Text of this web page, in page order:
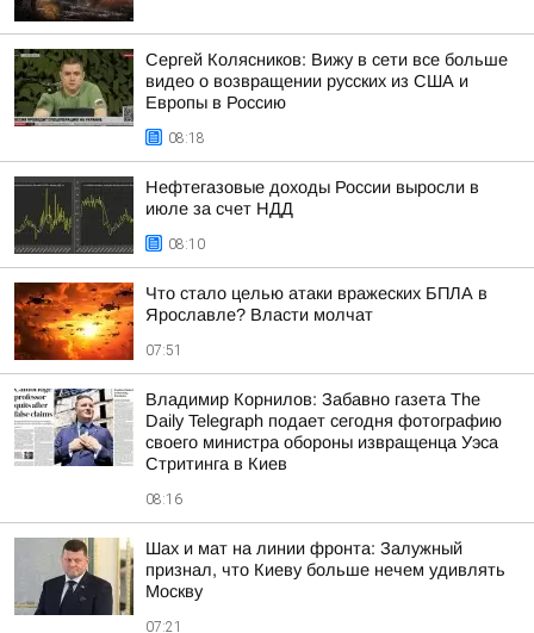
Сергей Колясников: Вижу в сети все больше
видео о возвращении русских из США и
Европы в Россию
08:18
Нефтегазовые доходы России выросли в
июле за счет НДД
08:10
Что стало целью атаки вражеских БПЛА в
Ярославле? Власти молчат
07:51
Владимир Корнилов: Забавно газета The
Daily Telegraph подает сегодня фотографию
своего министра обороны извращенца Уэса
Стритинга в Киев
08:16
Шах и мат на линии фронта: Залужный
признал, что Киеву больше нечем удивлять
Москву
07:21